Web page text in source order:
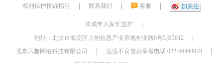
权利保护投诉指引
┊ 联系我们 ┊ 客服 ┊ 加关注
未成年人家长监护
┊
地址：北京市海淀区上地信息产业基地创业路6号5层5012
┊
北京六趣网络科技有限公司
┊ 违法不良信息举报电话 022-69490978
┊